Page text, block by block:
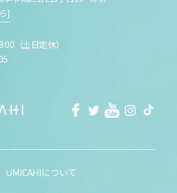
]
（土日定休）
facebookTwitterYoutube
UMICAHIについて